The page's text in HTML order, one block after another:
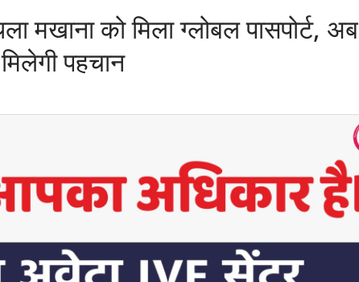
मखाना को मिला ग्लोबल पासपोर्ट, अब
पहचान